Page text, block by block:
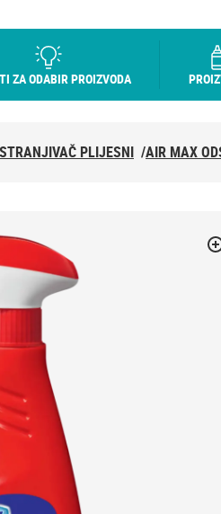
ZA ODABIR PROIZVODA
PLIJESNI /AIR MAX